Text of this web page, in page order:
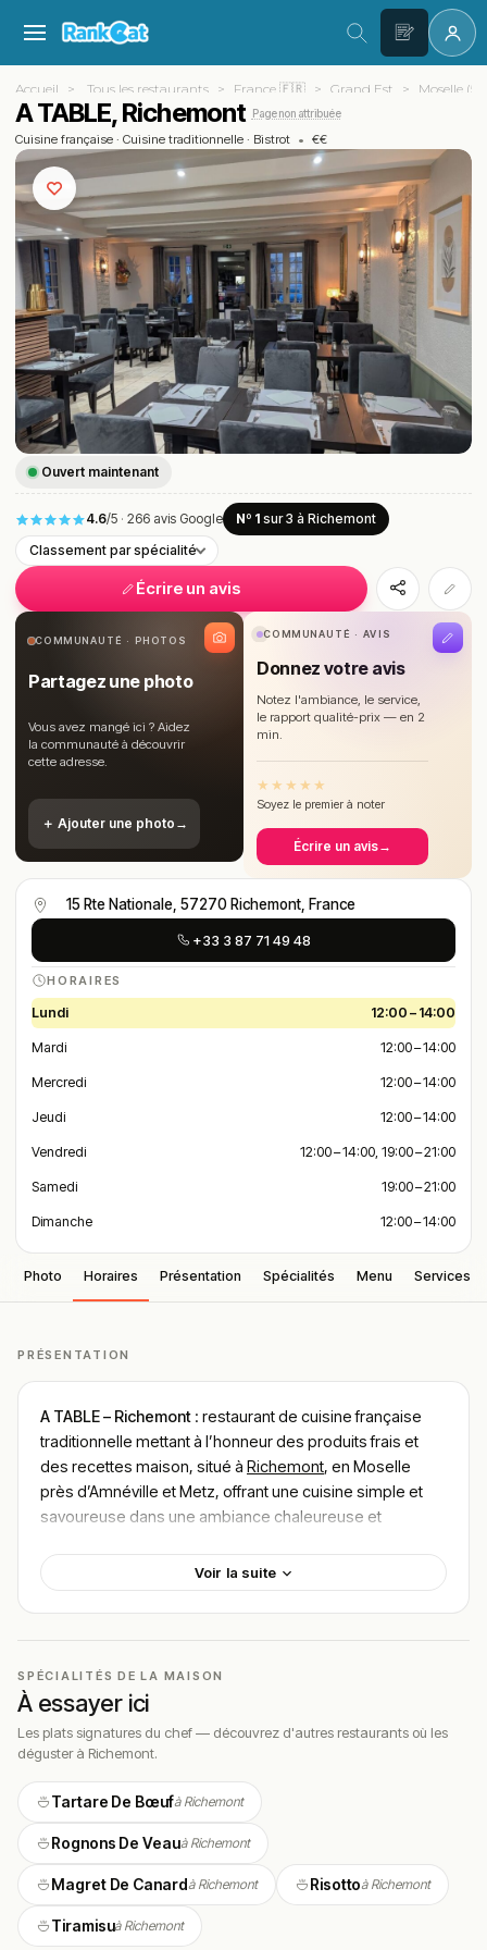
Accueil Tous les restaurants France 🇫🇷 Grand Est Moselle
A TABLE, Richemont Page non attribuée
Cuisine française · Cuisine traditionnelle · Bistrot • €€
Ouvert maintenant
4.6/5 · 266 avis Google Nº 1 sur 3 à Richemont
Classement par spécialité
Écrire un avis
COMMUNAUTÉ · PHOTOS
Partagez une photo
Vous avez mangé ici ? Aidez
la communauté à découvrir
cette adresse.
＋ Ajouter une photo →
COMMUNAUTÉ · AVIS
Donnez votre avis
Notez l'ambiance, le service,
le rapport qualité-prix — en 2
min.
★ ★ ★ ★ ★
Soyez le premier à noter
Écrire un avis→
15 Rte Nationale, 57270 Richemont, France
+33 3 87 71 49 48
HORAIRES
Lundi 12:00 – 14:00
Mardi 12:00 – 14:00
Mercredi 12:00 – 14:00
Jeudi 12:00 – 14:00
Vendredi 12:00 – 14:00, 19:00 – 21:00
Samedi 19:00 – 21:00
Dimanche 12:00 – 14:00
Photo Horaires Présentation Spécialités Menu Services
PRÉSENTATION
A TABLE – Richemont : restaurant de cuisine française
traditionnelle mettant à l’honneur des produits frais et
des recettes maison, situé à Richemont, en Moselle
près d’Amnéville et Metz, offrant une cuisine simple et
savoureuse dans une ambiance chaleureuse et
20–40€
Localisation
Richemont, dans le département de la Moselle, à
proximité des communes d’Amnéville, Mondelange et
Facilement accessible depuis les axes principaux de la
vallée de l’Orne, l’établissement attire une clientèle
locale venant profiter d’un déjeuner ou d’un dîner dans
Cadre & ambiance
A TABLE propose un cadre intimiste et agréable avec
une salle décorée avec goût, idéale pour partager un
Voir la suite
SPÉCIALITÉS DE LA MAISON
À essayer ici
Les plats signatures du chef — découvrez d'autres restaurants où les
déguster à Richemont.
Tartare De Bœufà Richemont
Rognons De Veauà Richemont
Magret De Canardà Richemont Risottoà Richemont
Tiramisuà Richemont